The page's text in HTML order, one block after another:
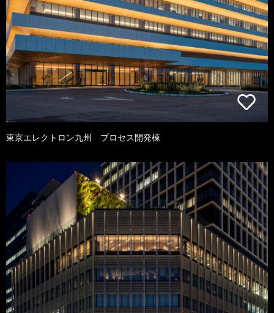
東京エレクトロン九州 プロセス開発棟